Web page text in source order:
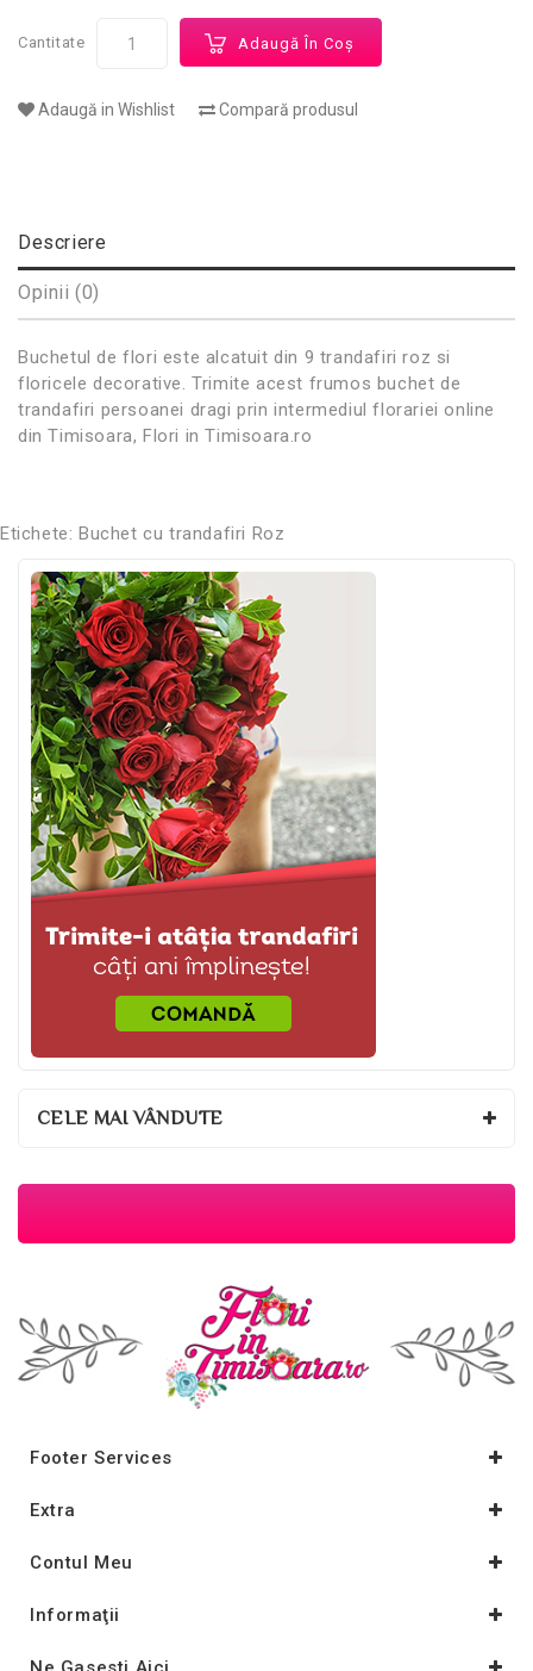
Cantitate Adaugă În Coş
Adaugă in Wishlist Compară produsul
Descriere
Opinii (0)
Buchetul de flori este alcatuit din 9 trandafiri roz si
floricele decorative. Trimite acest frumos buchet de
trandafiri persoanei dragi prin intermediul florariei online
din Timisoara, Flori in Timisoara.ro
Etichete: Buchet cu trandafiri Roz
CELE MAI VÂNDUTE
Footer Services
Extra
Contul Meu
Informaţii